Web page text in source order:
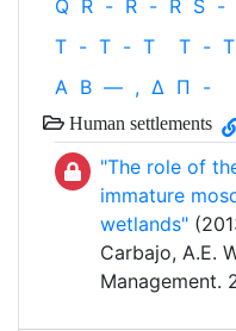
Q R - R - R S -
T - T - T T - T
Α Β — , Δ Π -
Human settlements
"The role of
immature
wetlands"
Carbajo, A.E.
Management.